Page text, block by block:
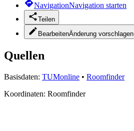
NavigationNavigation starten
Teilen
BearbeitenÄnderung vorschlagen
Quellen
Basisdaten: TUMonline • Roomfinder
Koordinaten: Roomfinder